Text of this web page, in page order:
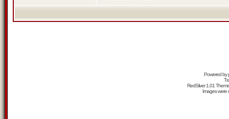
Powered by
RedSilver 1.01
Images were